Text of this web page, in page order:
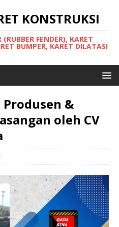
KONSTRUKSI
FENDER), KARET
BUMPER, KARET DILATASI
&
oleh CV